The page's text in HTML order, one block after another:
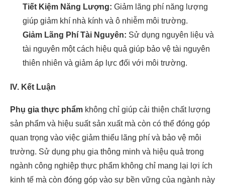
Tiết Kiệm Năng Lượng: Giảm lãng phí năng lượng
giúp giảm khí nhà kính và ô nhiễm môi trường.
Giảm Lãng Phí Tài Nguyên: Sử dụng nguyên liệu và
tài nguyên một cách hiệu quả giúp bảo vệ tài nguyên
thiên nhiên và giảm áp lực đối với môi trường.
IV. Kết Luận
Phụ gia thực phẩm không chỉ giúp cải thiện chất lượng
sản phẩm và hiệu suất sản xuất mà còn có thể đóng góp
quan trọng vào việc giảm thiểu lãng phí và bảo vệ môi
trường. Sử dụng phụ gia thông minh và hiệu quả trong
ngành công nghiệp thực phẩm không chỉ mang lại lợi ích
kinh tế mà còn đóng góp vào sự bền vững của ngành này